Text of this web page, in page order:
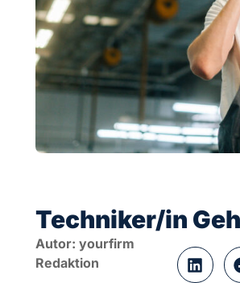
Techniker/in
Autor: yourfirm
Redaktion
Das verdienen
Spielraum für die Karriere
Hier locken vielfältige
Möglichkeit in ganz
Unternehmen einzusteigen.